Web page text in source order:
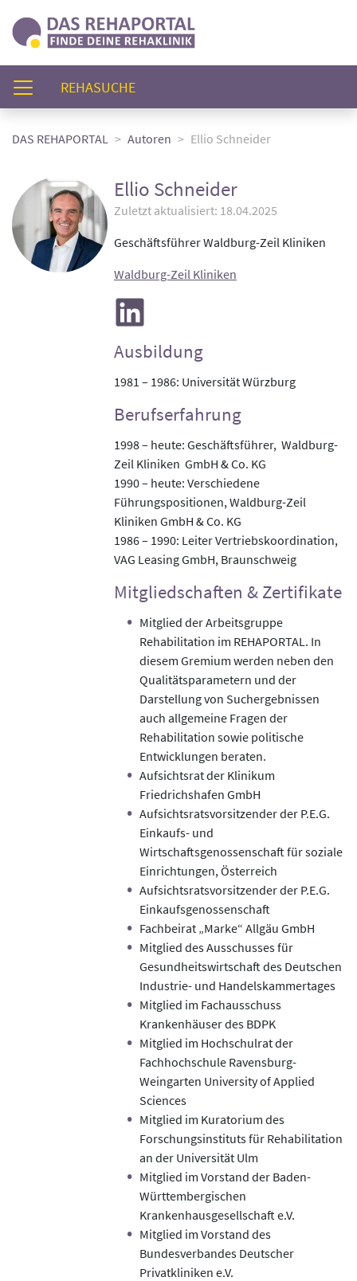
REHASUCHE(AKTUELL)
DAS REHAPORTAL Autoren Ellio Schneider
Ellio Schneider
Zuletzt aktualisiert: 18.04.2025
Geschäftsführer Waldburg-Zeil Kliniken
Waldburg-Zeil Kliniken
Ausbildung
1981 – 1986: Universität Würzburg
Berufserfahrung
1998 – heute: Geschäftsführer, Waldburg-
Zeil Kliniken GmbH & Co. KG
1990 – heute: Verschiedene
Führungspositionen, Waldburg-Zeil
Kliniken GmbH & Co. KG
1986 – 1990: Leiter Vertriebskoordination,
VAG Leasing GmbH, Braunschweig
Mitgliedschaften & Zertifikate
Mitglied der Arbeitsgruppe
Rehabilitation im REHAPORTAL. In
diesem Gremium werden neben den
Qualitätsparametern und der
Darstellung von Suchergebnissen
auch allgemeine Fragen der
Rehabilitation sowie politische
Entwicklungen beraten.
Aufsichtsrat der Klinikum
Friedrichshafen GmbH
Aufsichtsratsvorsitzender der P.E.G.
Einkaufs- und
Wirtschaftsgenossenschaft für soziale
Einrichtungen, Österreich
Aufsichtsratsvorsitzender der P.E.G.
Einkaufsgenossenschaft
Fachbeirat „Marke“ Allgäu GmbH
Mitglied des Ausschusses für
Gesundheitswirtschaft des Deutschen
Industrie- und Handelskammertages
Mitglied im Fachausschuss
Krankenhäuser des BDPK
Mitglied im Hochschulrat der
Fachhochschule Ravensburg-
Weingarten University of Applied
Sciences
Mitglied im Kuratorium des
Forschungsinstituts für Rehabilitation
an der Universität Ulm
Mitglied im Vorstand der Baden-
Württembergischen
Krankenhausgesellschaft e.V.
Mitglied im Vorstand des
Bundesverbandes Deutscher
Privatkliniken e.V.